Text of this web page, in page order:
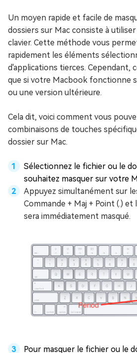
Un moyen rapide et facile de
dossiers sur Mac consiste à
clavier. Cette méthode vous
rapidement les éléments
d'applications tierces. Cependant,
que si votre Macbook fonctionne
ou une version ultérieure.
Cela dit, voici comment vous
combinaisons de touches
dossier sur Mac.
Sélectionnez le fichier ou le
souhaitez masquer sur votre
Appuyez simultanément sur
Commande + Maj + Point (.)
sera immédiatement masqué.
Pour masquer le fichier ou le